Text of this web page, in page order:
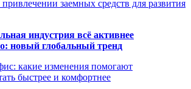
заемных средств для развития
индустрия всё активнее
новый глобальный тренд
какие изменения помогают
быстрее и комфортнее